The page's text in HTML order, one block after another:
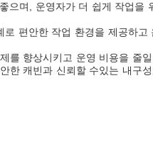
으며, 운영자가 더 쉽게 작업을
편안한 작업 환경을 제공하고
를 향상시키고 운영 비용을 줄
한 캐빈과 신뢰할 수있는 내구